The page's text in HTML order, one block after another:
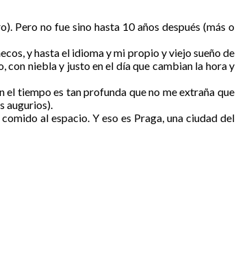
Pero no fue sino hasta 10 años después (más o
y hasta el idioma y mi propio y viejo sueño de
niebla y justo en el día que cambian la hora y
el tiempo es tan profunda que no me extraña que
augurios).
al espacio. Y eso es Praga, una ciudad del